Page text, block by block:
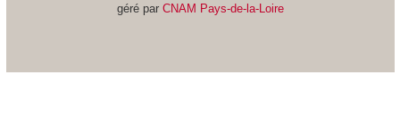
géré par CNAM Pays-de-la-Loire